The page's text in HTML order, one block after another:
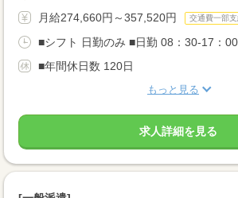
月給274,660円～357,520円 交通費一部
■シフト 日勤のみ ■日勤 08：30-17：
■年間休日数 120日
もっと見る
求人詳細を見る